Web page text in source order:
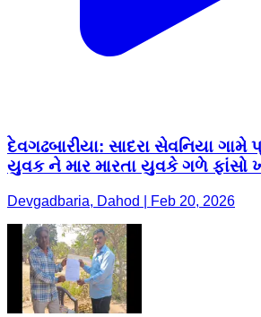
દેવગઢબારીયા: સાદરા સેવનિયા
યુવક ને માર મારતા યુવકે ગળે ફાંસો
Devgadbaria, Dahod | Feb 20, 2026